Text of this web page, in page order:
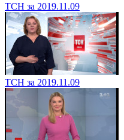
ТСН за 2019.11.09
ТСН за 2019.11.09